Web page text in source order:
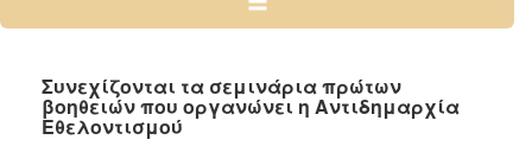
2024
2022
Συνεχίζονται τα σεμινάρια πρώτων
βοηθειών που οργανώνει η Αντιδημαρχία
Εθελοντισμού